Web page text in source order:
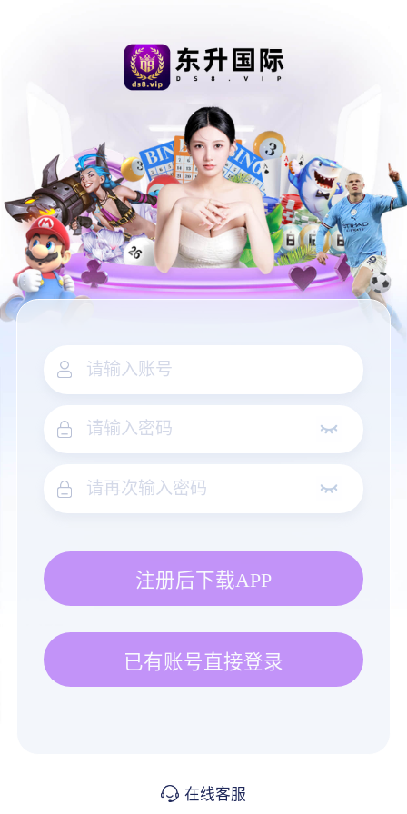
注册后下载APP
已有账号直接登录
在线客服